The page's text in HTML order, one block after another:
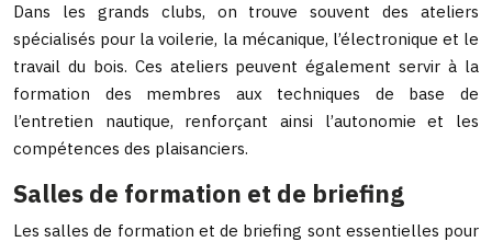
Dans les grands clubs, on trouve souvent des ateliers
spécialisés pour la voilerie, la mécanique, l’électronique et le
travail du bois. Ces ateliers peuvent également servir à la
formation des membres aux techniques de base de
l’entretien nautique, renforçant ainsi l’autonomie et les
compétences des plaisanciers.
Salles de formation et de briefing
Les salles de formation et de briefing sont essentielles pour